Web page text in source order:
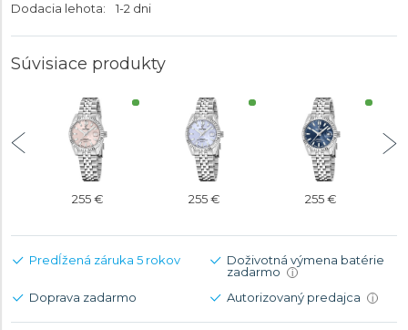
Dodacia lehota:
1-2 dni
Súvisiace produkty
255 € 255 € 255 €
Predĺžená záruka 5 rokov
Doživotná výmena batérie
zadarmo
i
Doprava zadarmo Autorizovaný predajca i